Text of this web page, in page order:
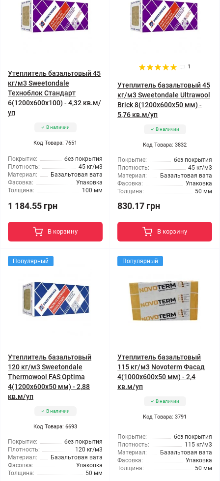
Утеплитель базальтовый 45
кг/м3 Sweetondale
Техноблок Стандарт
6(1200x600x100) - 4,32 кв.м/
уп
В наличии
Код Товара: 7651
Покрытие:
без покрытия
Плотность:
45 кг/м3
Материал:
Базальтовая вата
Фасовка:
Упаковка
Толщина:
100 мм
1 184.55 грн
В корзину
1
Утеплитель базальтовый 45
кг/м3 Sweetondale Ultrawool
Brick 8(1200x600x50 мм) -
5,76 кв.м/уп
В наличии
Код Товара: 3832
Покрытие:
без покрытия
Плотность:
45 кг/м3
Материал:
Базальтовая вата
Фасовка:
Упаковка
Толщина:
50 мм
830.17 грн
В корзину
Популярный
Утеплитель базальтовый
120 кг/м3 Sweetondale
Thermowool FAS Optima
4(1200x600x50 мм) - 2,88
кв.м/уп
В наличии
Код Товара: 6693
Покрытие:
без покрытия
Плотность:
120 кг/м3
Материал:
Базальтовая вата
Фасовка:
Упаковка
Толщина:
50 мм
Популярный
Утеплитель базальтовый
115 кг/м3 Novoterm Фасад
4(1000x600x50 мм) - 2,4
кв.м/уп
В наличии
Код Товара: 3791
Покрытие:
без покрытия
Плотность:
115 кг/м3
Материал:
Базальтовая вата
Фасовка:
Упаковка
Толщина:
50 мм